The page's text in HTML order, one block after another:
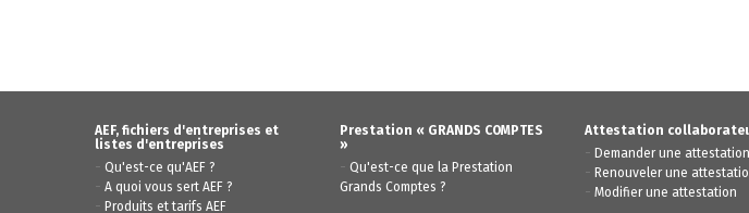
AEF, fichiers d'entreprises et
listes d'entreprises
- Qu'est-ce qu'AEF ?
- A quoi vous sert AEF ?
- Produits et tarifs AEF
Prestation « GRANDS COMPTES
»
- Qu'est-ce que la Prestation
Grands Comptes ?
Attestation
- Demander une attestation
- Renouveler une
- Modifier une attestation